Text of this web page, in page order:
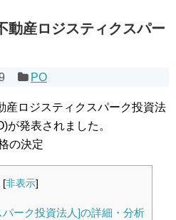
動産ロジスティクスパー
PO
産ロジスティクスパーク投資法
が発表されました。
の決定
[非表示]
ーク投資法人]の詳細・分析